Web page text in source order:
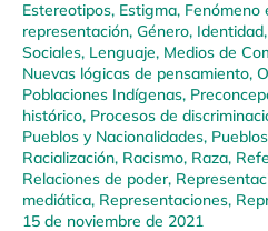
Estereotipos, Estigma, Fenómeno
representación, Género, Identidad,
Sociales, Lenguaje, Medios de
Nuevas lógicas de pensamiento,
Poblaciones Indígenas,
histórico, Procesos de
Pueblos y Nacionalidades,
Racialización, Racismo, Raza,
Relaciones de poder,
mediática, Representaciones,
15 de noviembre de 2021